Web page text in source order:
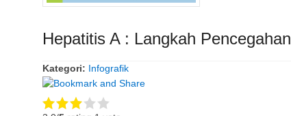
Hepatitis A : Langkah Pencegahan
Kategori: Infografik